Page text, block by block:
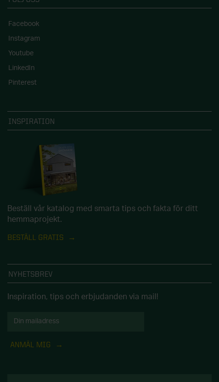
Facebook
Instagram
Youtube
LinkedIn
Pinterest
INSPIRATION
Beställ vår katalog med smarta tips och fakta för ditt
hemmaprojekt.
BESTÄLL GRATIS
NYHETSBREV
Inspiration, tips och erbjudanden via mail!
ANMÄL MIG